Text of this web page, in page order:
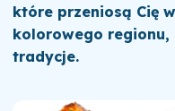
które przeniosą Cię
kolorowego
tradycje.